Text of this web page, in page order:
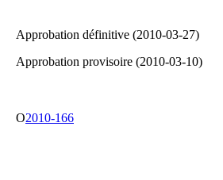
Approbation définitive (2010-03-27)
Approbation provisoire (2010-03-10)
O2010-166